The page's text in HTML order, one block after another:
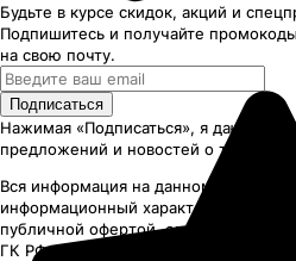
Будьте в курсе скидок, акций и
Подпишитесь и получайте
на свою почту.
Подписаться
Нажимая «Подписаться», я даю
предложений и новостей о товарах и
Вся информация на данном сайте
информационный характер
публичной офертой, определяемой
ГК РФ.